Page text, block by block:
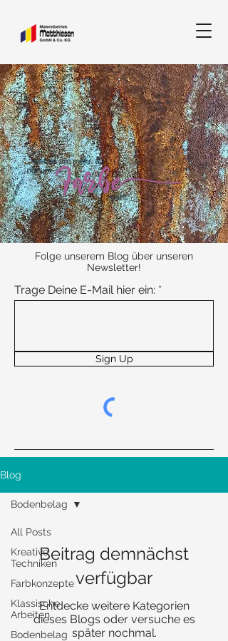
Folge unserem Blog über unseren
Newsletter!
Trage Deine E-Mail hier ein:
Sign Up
Blog
All Posts
Kreative
Techniken
Farbkonzepte
Klassische
Arbeiten
Bodenbelag
Bodenbelag
Beitrag demnächst
verfügbar
Entdecke weitere Kategorien
dieses Blogs oder versuche es
später nochmal.